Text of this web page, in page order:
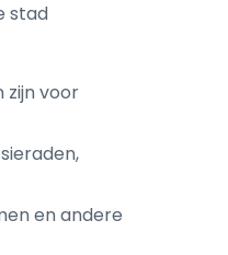
stad
zijn voor
en andere